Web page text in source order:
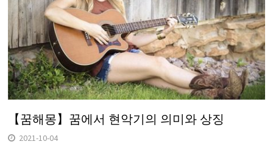
【꿈해몽】꿈에서 현악기의 의미와 상징
2021-10-04